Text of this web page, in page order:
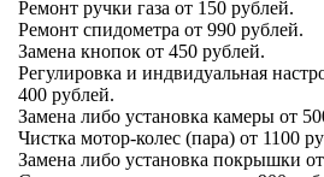
Ремонт ручки газа от 150 рублей.
Ремонт спидометра от 990 рублей.
Замена кнопок от 450 рублей.
Регулировка и индвидуальная
400 рублей.
Замена либо установка камеры от
Чистка мотор-колес (пара) от 1100
Замена либо установка покрышки